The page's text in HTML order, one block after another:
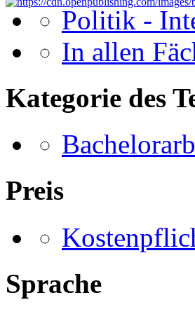
Politik -
In allen
Kategorie des
Preis
Sprache